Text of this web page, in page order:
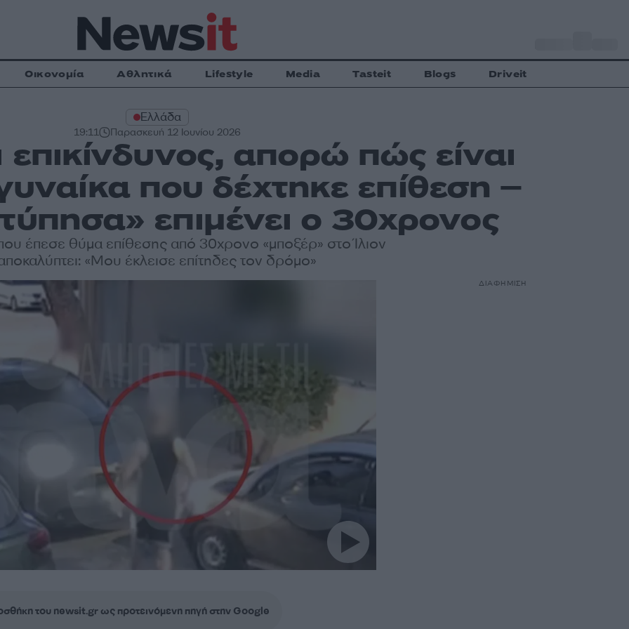
Οικονομία Αθλητικά Lifestyle Media Tasteit Blogs Driveit
Ελλάδα
19:11 Παρασκευή 12 Ιουνίου 2026
επικίνδυνος, απορώ πώς είναι
που δέχτηκε επίθεση –
επιμένει ο 30χρονος
έπεσε θύμα επίθεσης από 30χρονο «μποξέρ» στο Ίλιον
«Μου έκλεισε επίτηδες τον δρόμο»
του newsit.gr ως προτεινόμενη πηγή στην Google
ΔΙΑΦΗΜΙΣΗ